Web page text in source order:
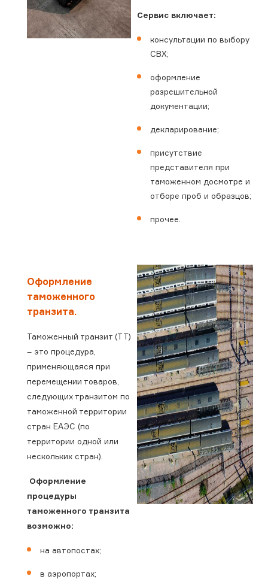
Сервис включает:
консультации по выбору
СВХ;
оформление
разрешительной
документации;
декларирование;
присутствие
представителя при
таможенном досмотре и
отборе проб и образцов;
прочее.
Оформление
таможенного
транзита.
Таможенный транзит (ТТ)
– это процедура,
применяющаяся при
перемещении товаров,
следующих транзитом по
таможенной территории
стран ЕАЭС (по
территории одной или
нескольких стран).
Оформление
процедуры
таможенного транзита
возможно:
на автопостах;
в аэропортах;